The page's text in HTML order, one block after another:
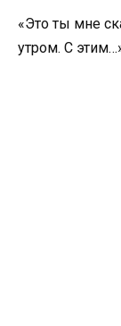
«Это ты мне
утром. С